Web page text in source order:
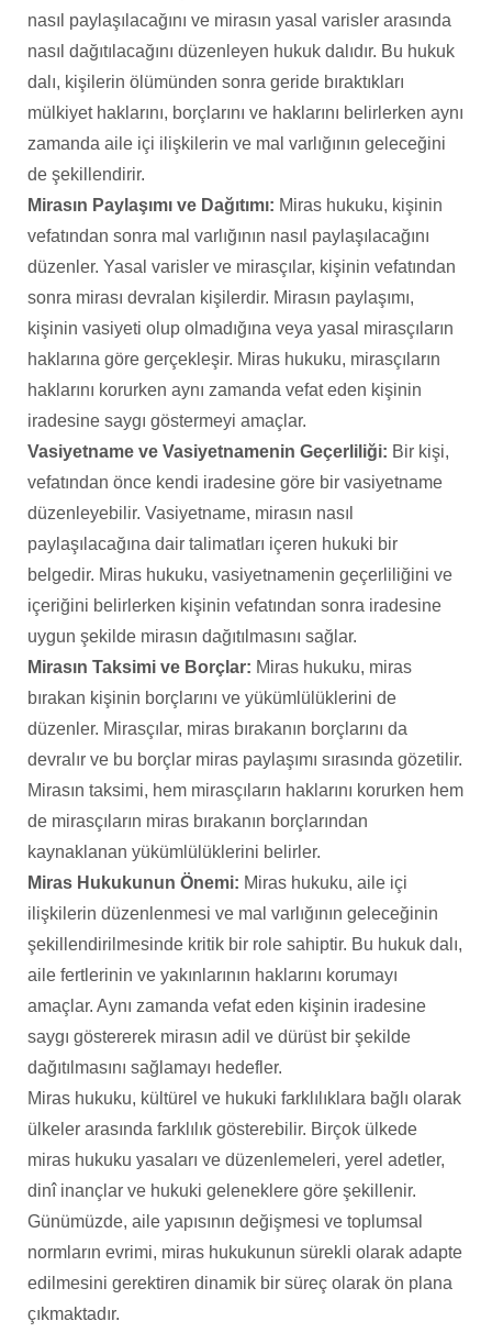
nasıl paylaşılacağını ve mirasın yasal varisler arasında
nasıl dağıtılacağını düzenleyen hukuk dalıdır. Bu hukuk
dalı, kişilerin ölümünden sonra geride bıraktıkları
mülkiyet haklarını, borçlarını ve haklarını belirlerken aynı
zamanda aile içi ilişkilerin ve mal varlığının geleceğini
de şekillendirir.
Mirasın Paylaşımı ve Dağıtımı: Miras hukuku, kişinin
vefatından sonra mal varlığının nasıl paylaşılacağını
düzenler. Yasal varisler ve mirasçılar, kişinin vefatından
sonra mirası devralan kişilerdir. Mirasın paylaşımı,
kişinin vasiyeti olup olmadığına veya yasal mirasçıların
haklarına göre gerçekleşir. Miras hukuku, mirasçıların
haklarını korurken aynı zamanda vefat eden kişinin
iradesine saygı göstermeyi amaçlar.
Vasiyetname ve Vasiyetnamenin Geçerliliği: Bir kişi,
vefatından önce kendi iradesine göre bir vasiyetname
düzenleyebilir. Vasiyetname, mirasın nasıl
paylaşılacağına dair talimatları içeren hukuki bir
belgedir. Miras hukuku, vasiyetnamenin geçerliliğini ve
içeriğini belirlerken kişinin vefatından sonra iradesine
uygun şekilde mirasın dağıtılmasını sağlar.
Mirasın Taksimi ve Borçlar: Miras hukuku, miras
bırakan kişinin borçlarını ve yükümlülüklerini de
düzenler. Mirasçılar, miras bırakanın borçlarını da
devralır ve bu borçlar miras paylaşımı sırasında gözetilir.
Mirasın taksimi, hem mirasçıların haklarını korurken hem
de mirasçıların miras bırakanın borçlarından
kaynaklanan yükümlülüklerini belirler.
Miras Hukukunun Önemi: Miras hukuku, aile içi
ilişkilerin düzenlenmesi ve mal varlığının geleceğinin
şekillendirilmesinde kritik bir role sahiptir. Bu hukuk dalı,
aile fertlerinin ve yakınlarının haklarını korumayı
amaçlar. Aynı zamanda vefat eden kişinin iradesine
saygı göstererek mirasın adil ve dürüst bir şekilde
dağıtılmasını sağlamayı hedefler.
Miras hukuku, kültürel ve hukuki farklılıklara bağlı olarak
ülkeler arasında farklılık gösterebilir. Birçok ülkede
miras hukuku yasaları ve düzenlemeleri, yerel adetler,
dinî inançlar ve hukuki geleneklere göre şekillenir.
Günümüzde, aile yapısının değişmesi ve toplumsal
normların evrimi, miras hukukunun sürekli olarak adapte
edilmesini gerektiren dinamik bir süreç olarak ön plana
çıkmaktadır.